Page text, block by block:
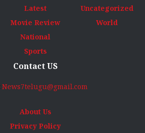
Latest
Movie Review
National
Sports
Uncategorized
World
Contact US
News7telugu@gmail.com
About Us
Privacy Policy